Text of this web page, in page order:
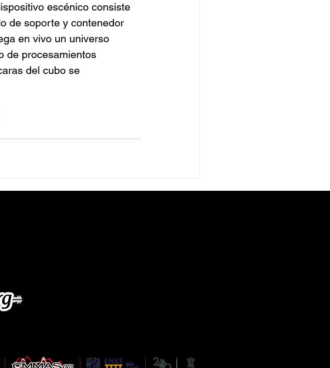
escénico consiste
de soporte y contenedor
en vivo un universo
de procesamientos
del cubo se